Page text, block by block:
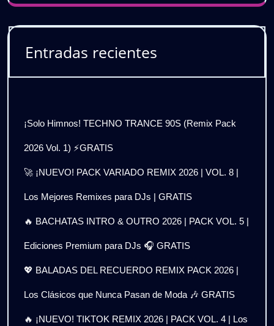
Entradas recientes
¡Solo Himnos! TECHNO TRANCE 90S (Remix Pack
2026 Vol. 1) ⚡GRATIS
🚀 ¡NUEVO! PACK VARIADO REMIX 2026 | VOL. 8 |
Los Mejores Remixes para DJs | GRATIS
🔥 BACHATAS INTRO & OUTRO 2026 | PACK VOL. 5 |
Ediciones Premium para DJs 🎧 GRATIS
💖 BALADAS DEL RECUERDO REMIX PACK 2026 |
Los Clásicos que Nunca Pasan de Moda 🎶 GRATIS
🔥 ¡NUEVO! TIKTOK REMIX 2026 | PACK VOL. 4 | Los